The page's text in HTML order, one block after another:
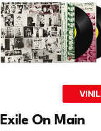
Exile On Main